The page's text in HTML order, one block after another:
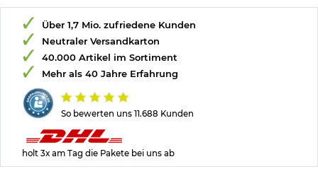
So bewerten uns 11.688 Kunden
Über 1,7 Mio. zufriedene Kunden
Neutraler Versandkarton
40.000 Artikel im Sortiment
Mehr als 40 Jahre Erfahrung
holt 3x am Tag die Pakete bei uns ab